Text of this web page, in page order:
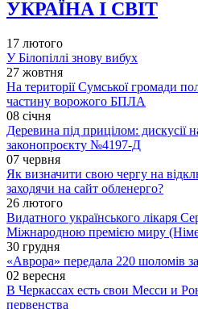
УКРАЇНА І СВІТ
17 лютого
У Білопіллі знову вибух
27 жовтня
На території Сумської громади
частину ворожого БПЛА
08 січня
Деревина під прицілом: дискусії
законопроєкту №4197-Д
07 червня
Як визначити свою чергу на
заходячи на сайт обленерго?
26 лютого
Видатного українського лікаря
Міжнародною премією миру
30 грудня
«Аврора» передала 220 шоломів
02 вересня
В Черкассах есть свои Месси и
первенства